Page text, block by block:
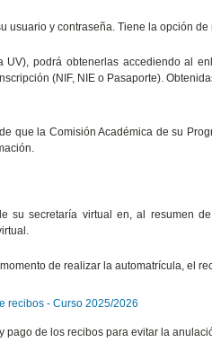
usuario y contraseña. Tiene la opción
podrá obtenerlas accediendo al
(NIF, NIE o Pasaporte).
que la Comisión Académica de su
su secretaría virtual en, al resumen
de realizar la automatrícula, el
recibos - Curso 2025/2026
de los recibos para evitar la